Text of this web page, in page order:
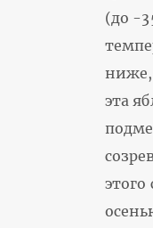
(до -
ниже,
эта
этого